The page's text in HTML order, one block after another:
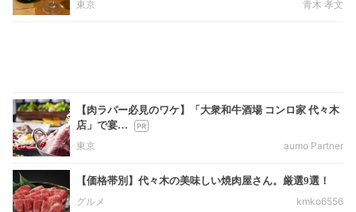
東京
青木 孝文
【肉ラバー必見のワケ】「大衆和牛酒場 コンロ家 代々木
店」で宴…
東京
aumo Partner
【価格帯別】代々木の美味しい焼肉屋さん。厳選9選！
グルメ
kmko6556